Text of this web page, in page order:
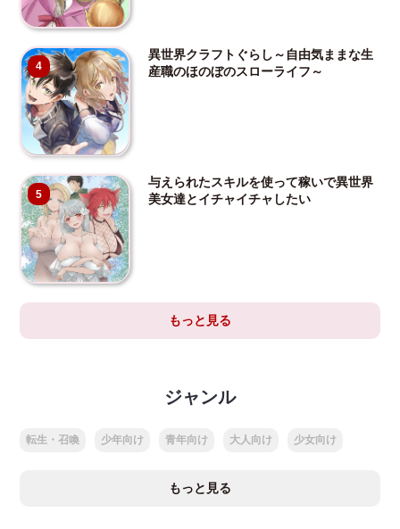
4
異世界クラフトぐらし～自由気ままな生
産職のほのぼのスローライフ～
5
与えられたスキルを使って稼いで異世界
美女達とイチャイチャしたい
もっと見る
ジャンル
転生・召喚 少年向け 青年向け 大人向け 少女向け
もっと見る